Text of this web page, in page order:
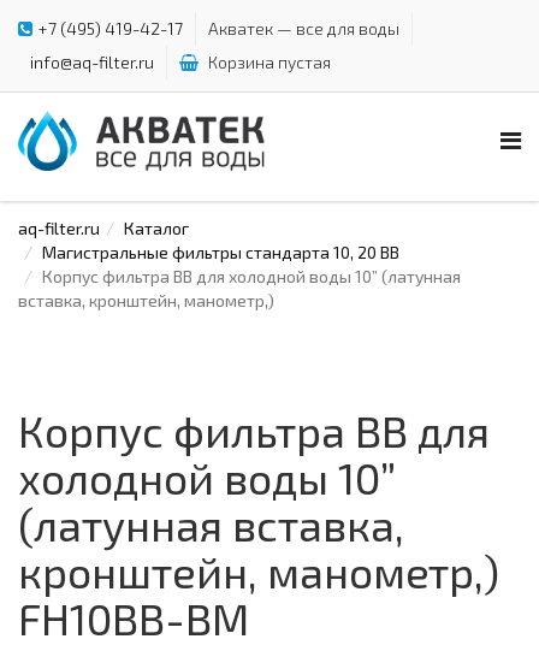
+7 (495) 419-42-17
Акватек — все для воды
info@aq-filter.ru
Корзина пустая
aq-filter.ru
Каталог
Магистральные фильтры стандарта 10, 20 BB
Корпус фильтра ВВ для холодной воды 10” (латунная
вставка, кронштейн, манометр,)
Корпус фильтра ВВ для
холодной воды 10”
(латунная вставка,
кронштейн, манометр,)
FH10BB-ВM